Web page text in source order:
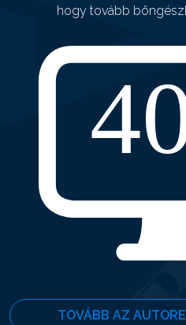
hogy tovább
TOVÁBB AZ